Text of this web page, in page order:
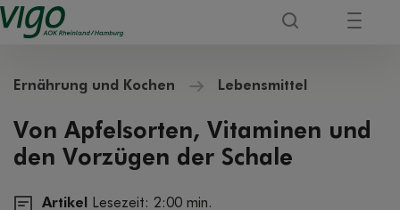
Ernährung und Kochen Lebensmittel
Von Apfelsorten, Vitaminen und
den Vorzügen der Schale
Artikel Lesezeit: 2:00 min.